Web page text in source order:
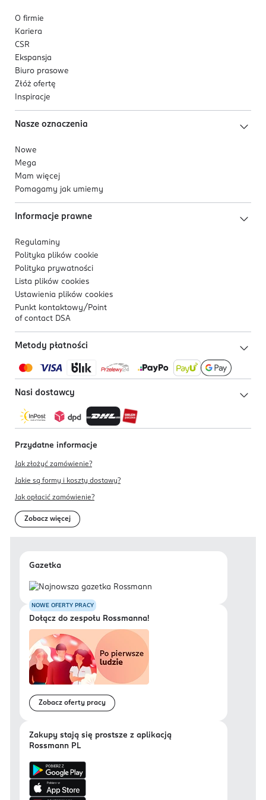
O firmie
Kariera
CSR
Ekspansja
Biuro prasowe
Złóż ofertę
Inspiracje
Nasze oznaczenia
Nowe
Mega
Mam więcej
Pomagamy jak umiemy
Informacje prawne
Regulaminy
Polityka plików cookie
Polityka prywatności
Lista plików cookies
Ustawienia plików cookies
Punkt kontaktowy/ Point
of contact DSA
Metody płatności
Nasi dostawcy
Przydatne informacje
Jak złożyć zamówienie?
Jakie są formy i koszty dostawy?
Jak opłacić zamówienie?
Zobacz więcej
Gazetka
NOWE OFERTY PRACY
Dołącz do zespołu Rossmanna!
Zobacz oferty pracy
Zakupy stają się prostsze z aplikacją
Rossmann PL